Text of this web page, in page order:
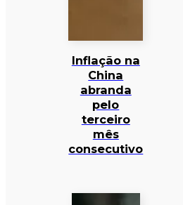
Inflação na
China
abranda
pelo
terceiro
mês
consecutivo